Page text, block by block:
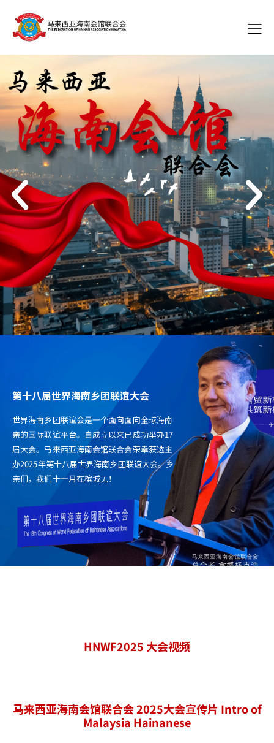
第十八届世界海南乡团联谊大会
世界海南乡团联谊会是一个面向面向全球海南
亲的国际联谊平台。自成立以来已成功举办17
届大会。马来西亚海南会馆联合会荣幸获选主
办2025年第十八届世界海南乡团联谊大会。乡
亲们，我们十一月在槟城见！
HNWF2025 大会视频
马来西亚海南会馆联合会2025大会宣传片 Intro of
Malaysia Hainanese